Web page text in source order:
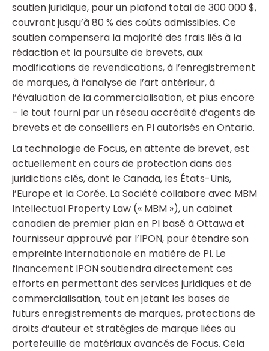
soutien juridique, pour un plafond total de 300 000 $,
couvrant jusqu’à 80 % des coûts admissibles. Ce
soutien compensera la majorité des frais liés à la
rédaction et la poursuite de brevets, aux
modifications de revendications, à l’enregistrement
de marques, à l’analyse de l’art antérieur, à
l’évaluation de la commercialisation, et plus encore
– le tout fourni par un réseau accrédité d’agents de
brevets et de conseillers en PI autorisés en Ontario.
La technologie de Focus, en attente de brevet, est
actuellement en cours de protection dans des
juridictions clés, dont le Canada, les États-Unis,
l’Europe et la Corée. La Société collabore avec MBM
Intellectual Property Law (« MBM »), un cabinet
canadien de premier plan en PI basé à Ottawa et
fournisseur approuvé par l’IPON, pour étendre son
empreinte internationale en matière de PI. Le
financement IPON soutiendra directement ces
efforts en permettant des services juridiques et de
commercialisation, tout en jetant les bases de
futurs enregistrements de marques, protections de
droits d’auteur et stratégies de marque liées au
portefeuille de matériaux avancés de Focus. Cela